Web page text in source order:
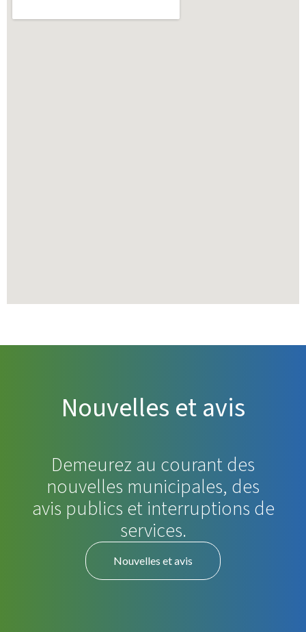
Nouvelles et avis
Demeurez au courant des
nouvelles municipales, des
avis publics et interruptions de
services.
Nouvelles et avis